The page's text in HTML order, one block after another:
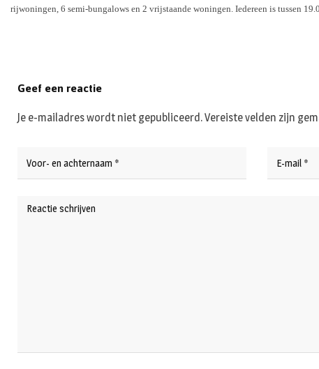
rijwoningen, 6 semi-bungalows en 2 vrijstaande woningen. Iedereen is tussen
Geef een reactie
Je e-mailadres wordt niet gepubliceerd.Vereiste velden zijn